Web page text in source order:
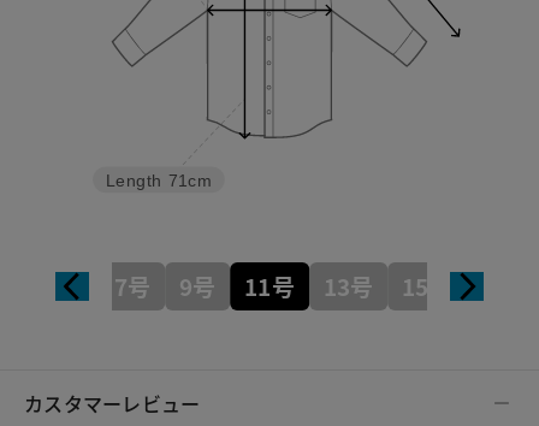
Length 71cm
7号 9号 11号 13号 15号
カスタマーレビュー